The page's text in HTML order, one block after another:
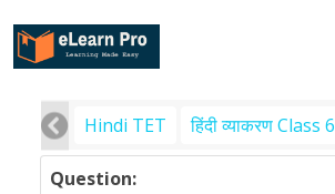
Hindi TET हिंदी व्याकरण Class 6
Question: